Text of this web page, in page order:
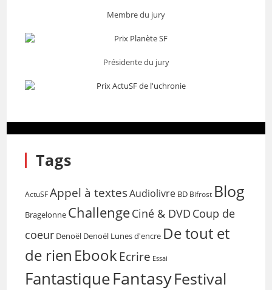
Membre du jury
Présidente du jury
Tags
ActuSF Appel à textesAudiolivre BD Bifrost Blog
Bragelonne ChallengeCiné & DVD Coup de
coeur Denoël Denoël Lunes d'encre De tout et
de rien EbookEcrire Essai
FantastiqueFantasyFestival